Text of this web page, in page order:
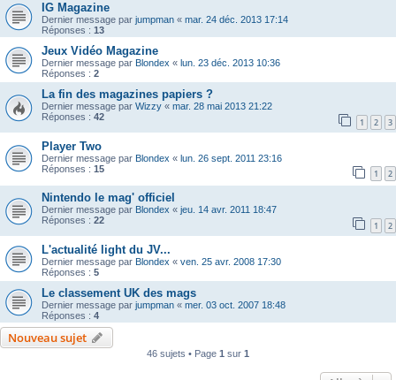
IG Magazine
Dernier message par jumpman « mar. 24 déc. 2013 17:14
Réponses : 13
Jeux Vidéo Magazine
Dernier message par Blondex « lun. 23 déc. 2013 10:36
Réponses : 2
La fin des magazines papiers ?
Dernier message par Wizzy « mar. 28 mai 2013 21:22
Réponses : 42 1 2 3
Player Two
Dernier message par Blondex « lun. 26 sept. 2011 23:16
Réponses : 15 1 2
Nintendo le mag' officiel
Dernier message par Blondex « jeu. 14 avr. 2011 18:47
Réponses : 22 1 2
L'actualité light du JV...
Dernier message par Blondex « ven. 25 avr. 2008 17:30
Réponses : 5
Le classement UK des mags
Dernier message par jumpman « mer. 03 oct. 2007 18:48
Réponses : 4
Nouveau sujet
46 sujets • Page 1 sur 1